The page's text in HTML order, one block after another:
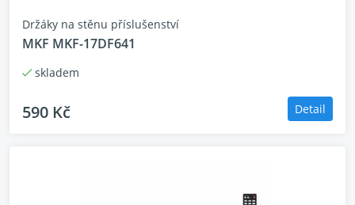
Uvolněte herní sílu televizoru Hisense s režimem
165Hz Game Mode Ultra, vždy budete před soupeři.
Držáky na stěnu příslušenství
MKF MKF-17DF641
skladem
590 Kč Detail